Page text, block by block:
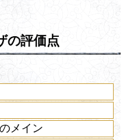
の評価点
メイン